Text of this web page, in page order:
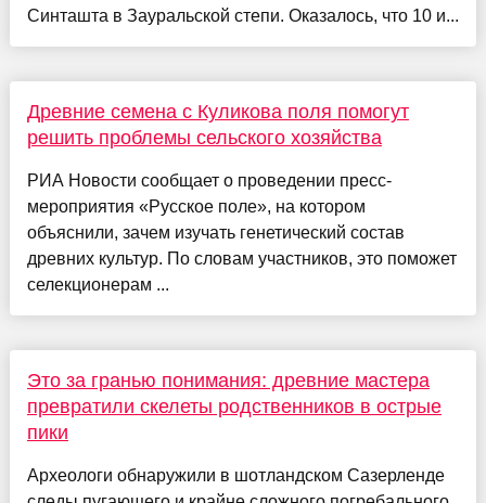
Синташта в Зауральской степи. Оказалось, что 10 и...
Древние семена с Куликова поля помогут
решить проблемы сельского хозяйства
РИА Новости сообщает о проведении пресс-
мероприятия «Русское поле», на котором
объяснили, зачем изучать генетический состав
древних культур. По словам участников, это поможет
селекционерам ...
Это за гранью понимания: древние мастера
превратили скелеты родственников в острые
пики
Археологи обнаружили в шотландском Сазерленде